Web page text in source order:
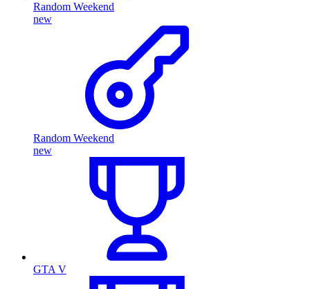
Random Weekend
new
Random Weekend
new
GTA V